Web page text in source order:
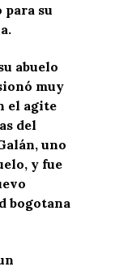
su
abuelo
muy
el agite
del
uno
y fue
bogotana